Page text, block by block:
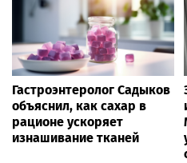
Гастроэнтеролог Садыков
объяснил, как сахар в
рационе ускоряет
изнашивание тканей